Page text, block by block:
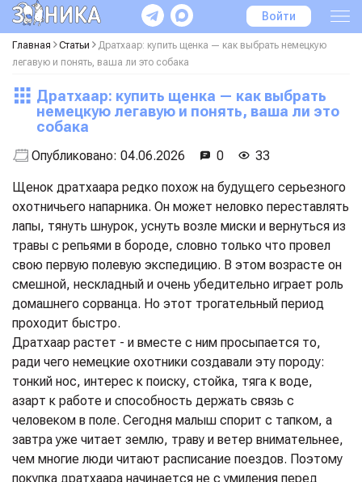
Войти
Главная Статьи
Дратхаар: купить щенка — как выбрать немецкую
легавую и понять, ваша ли это собака
Дратхаар: купить щенка — как выбрать
немецкую легавую и понять, ваша ли это
собака
Опубликовано: 04.06.2026 0 33
Щенок дратхаара редко похож на будущего серьезного
охотничьего напарника. Он может неловко переставлять
лапы, тянуть шнурок, уснуть возле миски и вернуться из
травы с репьями в бороде, словно только что провел
свою первую полевую экспедицию. В этом возрасте он
смешной, нескладный и очень убедительно играет роль
домашнего сорванца. Но этот трогательный период
проходит быстро.
Дратхаар растет - и вместе с ним просыпается то,
ради чего немецкие охотники создавали эту породу:
тонкий нос, интерес к поиску, стойка, тяга к воде,
азарт к работе и способность держать связь с
человеком в поле. Сегодня малыш спорит с тапком, а
завтра уже читает землю, траву и ветер внимательнее,
чем многие люди читают расписание поездов. Поэтому
покупка дратхаара начинается не с умиления перед